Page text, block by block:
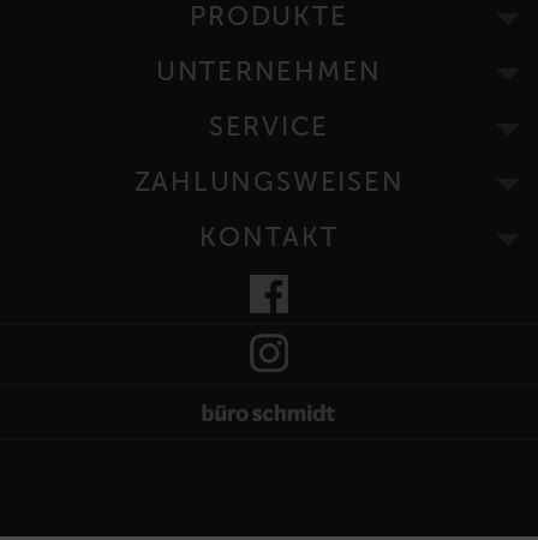
PRODUKTE
UNTERNEHMEN
SERVICE
ZAHLUNGSWEISEN
KONTAKT